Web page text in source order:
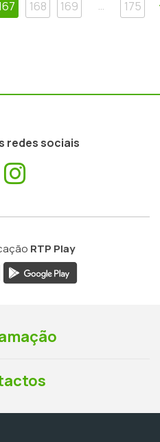
168 169 … 175
redes sociais
Facebook
RTP Play